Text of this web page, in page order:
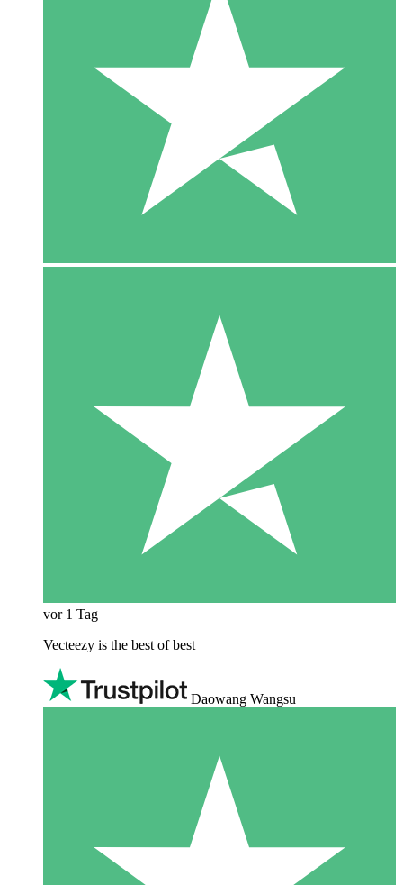
vor 1 Tag
Vecteezy is the best of best
Daowang Wangsu